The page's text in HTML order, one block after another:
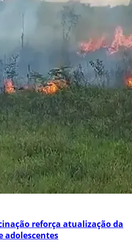
reforça atualização da
adolescentes